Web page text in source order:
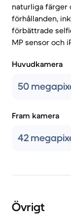
naturliga färger
förhållanden,
förbättrade
MP sensor och
Huvudkamera
50
Fram kamera
42
Övrigt